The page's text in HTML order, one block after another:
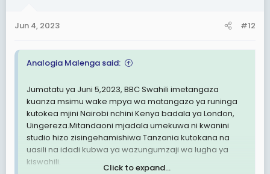
s
Jun 4, 2023 #12
Analogia Malenga said:
Jumatatu ya Juni 5,2023, BBC Swahili imetangaza
kuanza msimu wake mpya wa matangazo ya runinga
kutokea mjini Nairobi nchini Kenya badala ya London,
Uingereza.Mitandaoni mjadala umekuwa ni kwanini
studio hizo zisingehamishiwa Tanzania kutokana na
uasili na idadi kubwa ya wazungumzaji wa lugha ya
kiswahili.
Click to expand...